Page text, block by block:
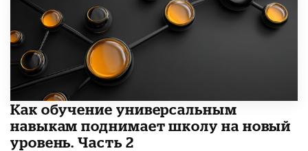
​Как обучение универсальным
навыкам поднимает школу на новый
уровень. Часть 2